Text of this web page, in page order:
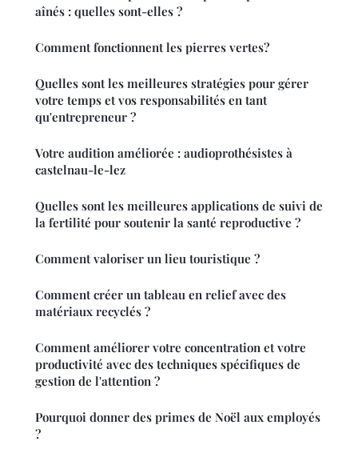
aînés : quelles sont-elles ?
Comment fonctionnent les pierres vertes?
Quelles sont les meilleures stratégies pour gérer
votre temps et vos responsabilités en tant
qu'entrepreneur ?
Votre audition améliorée : audioprothésistes à
castelnau-le-lez
Quelles sont les meilleures applications de suivi de
la fertilité pour soutenir la santé reproductive ?
Comment valoriser un lieu touristique ?
Comment créer un tableau en relief avec des
matériaux recyclés ?
Comment améliorer votre concentration et votre
productivité avec des techniques spécifiques de
gestion de l'attention ?
Pourquoi donner des primes de Noël aux employés
?